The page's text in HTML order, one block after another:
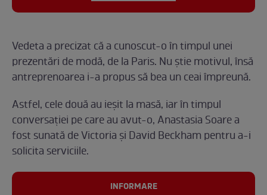
Vedeta a precizat că a cunoscut-o în timpul unei
prezentări de modă, de la Paris. Nu știe motivul, însă
antreprenoarea i-a propus să bea un ceai împreună.
Astfel, cele două au ieșit la masă, iar în timpul
conversației pe care au avut-o, Anastasia Soare a
fost sunată de Victoria și David Beckham pentru a-i
solicita serviciile.
INFORMARE